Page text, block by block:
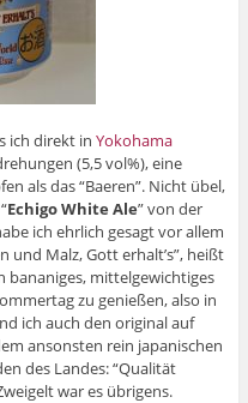
ich direkt in Yokohama
(5,5 vol%), eine
als das “Baeren”. Nicht übel,
Echigo White Ale” von der
ich ehrlich gesagt vor allem
und Malz, Gott erhalt’s”, heißt
bananiges, mittelgewichtiges
zu genießen, also in
ich auch den original auf
ansonsten rein japanischen
des Landes: “Qualität
war es übrigens.